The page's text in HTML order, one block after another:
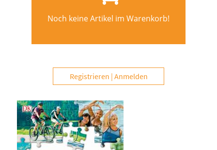
Noch keine Artikel im Warenkorb!
Registrieren Anmelden